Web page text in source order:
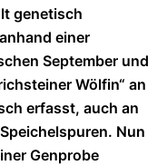
genetisch
einer
September und
Wölfin“ an
erfasst, auch an
Nun
Genprobe